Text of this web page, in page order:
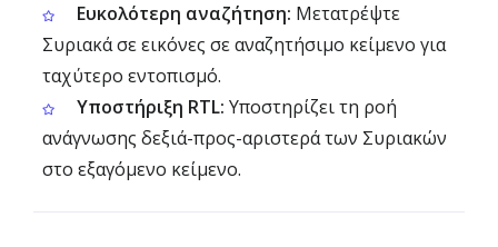
Ευκολότερη αναζήτηση: Μετατρέψτε
Συριακά σε εικόνες σε αναζητήσιμο κείμενο για
ταχύτερο εντοπισμό.
Υποστήριξη RTL: Υποστηρίζει τη ροή
ανάγνωσης δεξιά-προς-αριστερά των Συριακών
στο εξαγόμενο κείμενο.